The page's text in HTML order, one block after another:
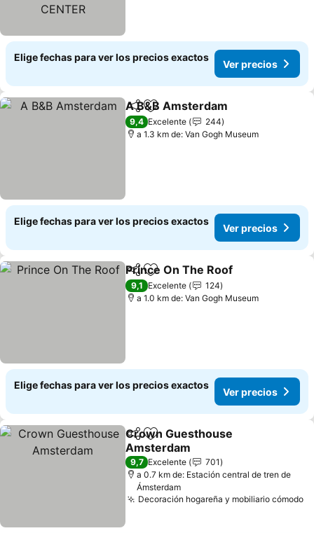
Elige fechas para ver los precios exactos
Ver precios
CompartirAgregar a favoritos
A B&B Amsterdam
9,4 Excelente
244
a 1.3 km de: Van Gogh Museum
Elige fechas para ver los precios exactos
Ver precios
CompartirAgregar a favoritos
Prince On The Roof
9,1 Excelente
124
a 1.0 km de: Van Gogh Museum
Elige fechas para ver los precios exactos
Ver precios
CompartirAgregar a favoritos
Crown Guesthouse
Amsterdam
9,7 Excelente
701
a 0.7 km de: Estación central de tren de
Ámsterdam
Decoración hogareña y mobiliario cómodo